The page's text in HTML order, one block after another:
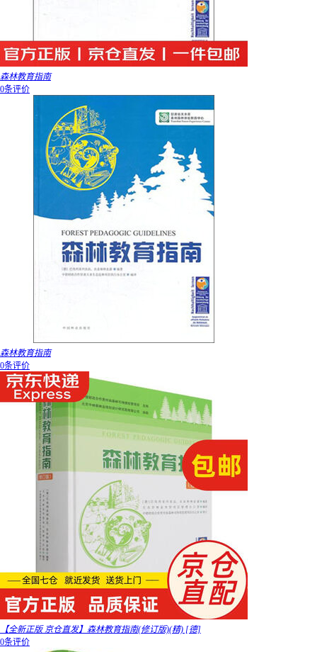
森林教育指南
0条评价
森林教育指南
0条评价
【全新正版 京仓直发】森林教育指南(修订版)(精) [德]
0条评价